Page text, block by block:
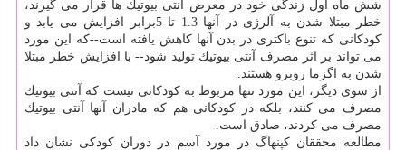
شش ماه اول زندگی خود در معرض آنتی بیوتیك ها قرار می گیرند،
خطر مبتلا شدن به آلرژی در آنها 1.3 تا 5برابر افزایش می یابد و
كودكانی كه تنوع باكتری در بدن آنها كاهش یافته است--كه این مورد
می تواند بر اثر مصرف آنتی بیوتیك تولید شود-- با افزایش خطر مبتلا
شدن به اگزما روبرو هستند.
از سوی دیگر، این مورد تنها مربوط به كودكانی نیست كه آنتی بیوتیك
مصرف می كنند، بلكه در كودكانی هم كه مادران آنها آنتی بیوتیك
مصرف می كردند، صادق است.
مطالعه محققان كپنهاگ در مورد آسم در دوران كودكی نشان داد